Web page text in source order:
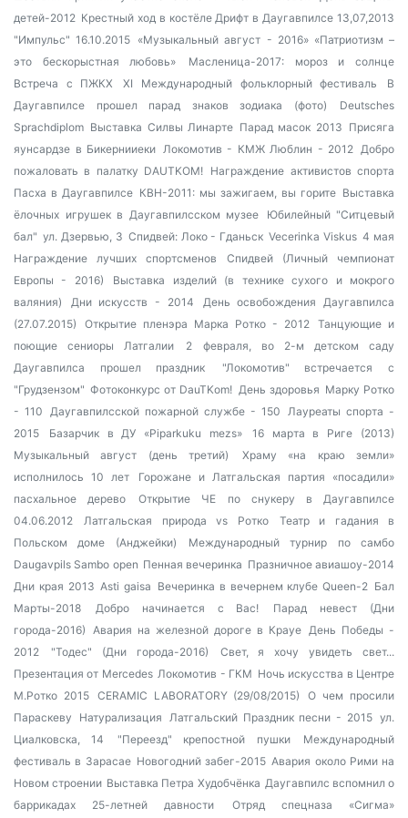
детей-2012 Крестный ход в костёлеДрифт в Даугавпилсе 13,07,2013
"Импульс" 16.10.2015 «Музыкальный август - 2016» «Патриотизм –
это бескорыстная любовь»
Масленица-2017: мороз и солнце
Встреча с ПЖКХ
XI Международный фольклорный фестиваль
В
Даугавпилсе прошел парад знаков зодиака (фото)
Deutsches
Sprachdiplom Выставка Силвы Линарте Парад масок 2013 Присяга
яунсардзе в Бикернииеки Локомотив - КМЖ Люблин - 2012 Добро
пожаловать в палатку DAUTKOM! Награждение активистов спорта
Пасха в Даугавпилсе КВН-2011: мы зажигаем, вы горите Выставка
ёлочных игрушек в Даугавпилсском музее
Юбилейный "Ситцевый
бал" ул. Дзервью, 3 Спидвей: Локо - Гданьск Vecerinka Viskus 4 мая
Награждение лучших спортсменов
Спидвей (Личный чемпионат
Европы - 2016)
Выставка изделий (в технике сухого и мокрого
валяния)
Дни искусств - 2014
День освобождения Даугавпилса
(27.07.2015)
Открытие пленэра Марка Ротко - 2012 Танцующие и
поющие сениоры Латгалии
2 февраля, во 2-м детском саду
Даугавпилса прошел праздник
"Локомотив" встречается с
"Грудзензом" Фотоконкурс от DauTKom! День здоровья Марку Ротко
- 110 Даугавпилсской пожарной службе - 150 Лауреаты спорта -
2015
Базарчик в ДУ «Piparkuku mezs»
16 марта в Риге (2013)
Музыкальный август (день третий)
Храму «на краю земли»
исполнилось 10 лет
Горожане и Латгальская партия «посадили»
пасхальное дерево
Открытие ЧЕ по снукеру в Даугавпилсе
04.06.2012
Латгальская природа vs Ротко
Театр и гадания в
Польском доме (Анджейки)
Международный турнир по самбо
Daugavpils Sambo open Пенная вечеринка Празничное авиашоу-2014
Дни края 2013 Asti gaisa Вечеринка в вечернем клубе Queen-2 Бал
Марты-2018
Добро начинается с Вас!
Парад невест (Дни
города-2016) Авария на железной дороге в Крауе День Победы -
2012
"Тодес" (Дни города-2016)
Свет, я хочу увидеть свет...
Презентация от Mercedes Локомотив - ГКМ Ночь искусства в Центре
М.Ротко 2015
CERAMIC LABORATORY (29/08/2015)
О чем просили
Параскеву
Натурализация Латгальский Праздник песни - 2015 ул.
Циалковска, 14
"Переезд" крепостной пушки
Международный
фестиваль в Зарасае Новогодний забег-2015 Авария около Рими на
Новом строении Выставка Петра Худобчёнка Даугавпилс вспомнил о
баррикадах 25-летней давности
Отряд спецназа «Сигма»